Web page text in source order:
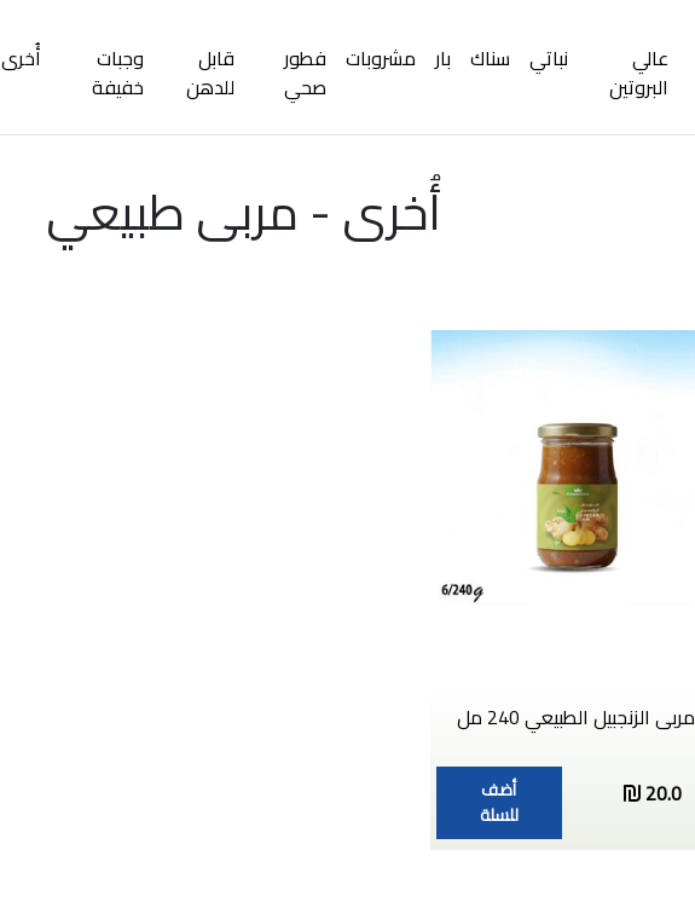
عالي
البروتين
نباتي سناك بار مشروبات فطور
صحي
قابل
للدهن
وجبات
خفيفة
أُخرى
أُخرى - مربى طبيعي
مربى الزنجبيل الطبيعي 240 مل
20.0
أضف
للسلة